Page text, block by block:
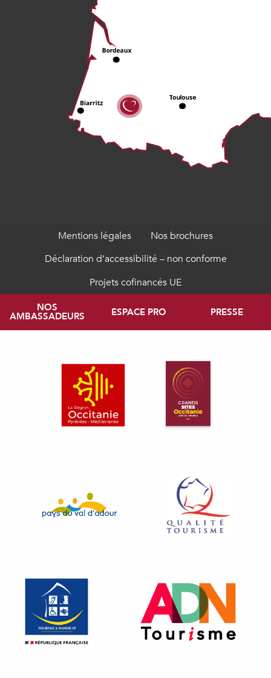
Mentions légales
Nos brochures
Déclaration d’accessibilité – non conforme
Projets cofinancés UE
NOS
AMBASSADEURS ESPACE PRO PRESSE